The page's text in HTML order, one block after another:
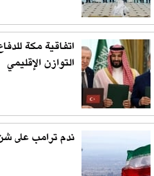
اتفاقية مكة
التوازن الإقليمي
ندم ترامب على